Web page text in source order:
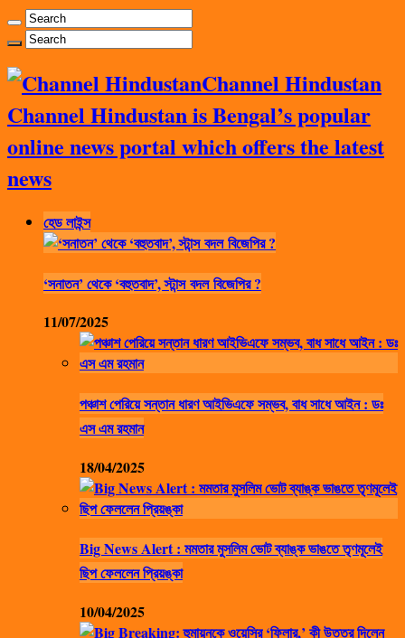
Channel Hindustan
Channel Hindustan is Bengal’s popular
online news portal which offers the latest
news
হেড লাইন্স
‘সনাতন’ থেকে ‘বহুতবাদ’, স্টান্স বদল বিজেপির ?
11/07/2025
পঞ্চাশ পেরিয়ে সন্তান ধারণ আইভিএফে সম্ভব, বাধ সাধে আইন : ডঃ
এস এম রহমান
18/04/2025
Big News Alert : মমতার মুসলিম ভোট ব্যাঙ্ক ভাঙতে তৃণমূলেই
ছিপ ফেললেন প্রিয়ঙ্কা
10/04/2025